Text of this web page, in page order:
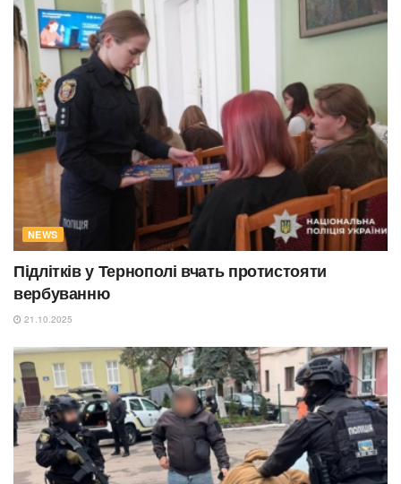
NEWS
Підлітків у Тернополі вчать протистояти
вербуванню
21.10.2025